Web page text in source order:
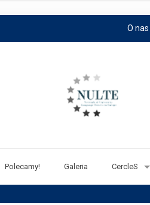
O nas
Polecamy! Galeria CercleS